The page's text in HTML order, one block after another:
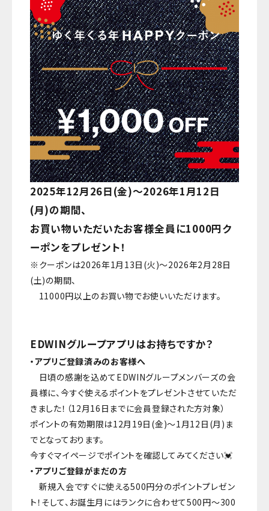
2025年12月26日(金)～2026年1月12日
(月)の期間、
お買い物いただいたお客様全員に1000円ク
ーポンをプレゼント！
※クーポンは2026年1月13日(火)～2026年2月28日
(土)の期間、
11000円以上のお買い物でお使いいただけます。
EDWINグループアプリはお持ちですか？
・アプリご登録済みのお客様へ
日頃の感謝を込めてEDWINグループメンバーズの会
員様に、今すぐ使えるポイントをプレゼントさせていただ
きました！（12月16日までに会員登録された方対象）
ポイントの有効期限は12月19日(金)～1月12日(月)ま
でとなっております。
今すぐマイページでポイントを確認してみてください💓
・アプリご登録がまだの方
新規入会ですぐに使える500円分のポイントプレゼン
ト！そして、お誕生月にはランクに合わせて500円～300